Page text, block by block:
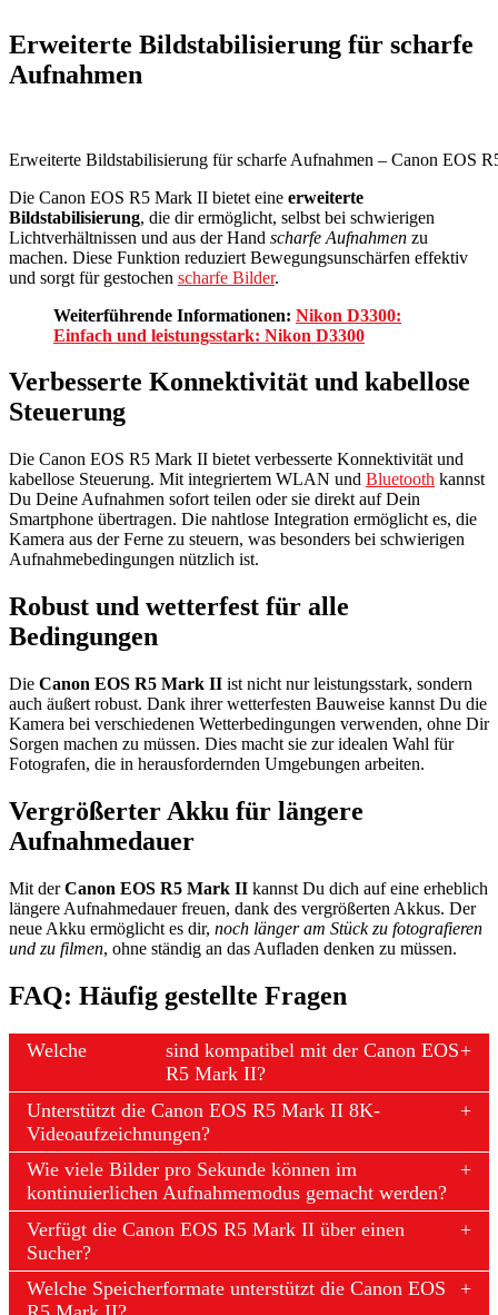
Erweiterte Bildstabilisierung für scharfe
Aufnahmen
Erweiterte Bildstabilisierung für scharfe Aufnahmen – Canon EOS
Die Canon EOS R5 Mark II bietet eine erweiterte
Bildstabilisierung, die dir ermöglicht, selbst bei schwierigen
Lichtverhältnissen und aus der Hand scharfe Aufnahmen zu
machen. Diese Funktion reduziert Bewegungsunschärfen effektiv
und sorgt für gestochen scharfe Bilder.
Weiterführende Informationen: Nikon D3300:
Einfach und leistungsstark: Nikon D3300
Verbesserte Konnektivität und kabellose
Steuerung
Die Canon EOS R5 Mark II bietet verbesserte Konnektivität und
kabellose Steuerung. Mit integriertem WLAN und Bluetooth kannst
Du Deine Aufnahmen sofort teilen oder sie direkt auf Dein
Smartphone übertragen. Die nahtlose Integration ermöglicht es, die
Kamera aus der Ferne zu steuern, was besonders bei schwierigen
Aufnahmebedingungen nützlich ist.
Robust und wetterfest für alle
Bedingungen
Die Canon EOS R5 Mark II ist nicht nur leistungsstark, sondern
auch äußert robust. Dank ihrer wetterfesten Bauweise kannst Du die
Kamera bei verschiedenen Wetterbedingungen verwenden, ohne Dir
Sorgen machen zu müssen. Dies macht sie zur idealen Wahl für
Fotografen, die in herausfordernden Umgebungen arbeiten.
Vergrößerter Akku für längere
Aufnahmedauer
Mit derCanon EOS R5 Mark II kannst Du dich auf eine erheblich
längere Aufnahmedauer freuen, dank des vergrößerten Akkus. Der
neue Akku ermöglicht es dir, noch länger am Stück zu fotografieren
und zu filmen, ohne ständig an das Aufladen denken zu müssen.
FAQ: Häufig gestellte Fragen
Welche
sind kompatibel mit der Canon EOS
R5 Mark II?
Unterstützt die Canon EOS R5 Mark II 8K-
Videoaufzeichnungen?
Wie viele Bilder pro Sekunde können im
kontinuierlichen Aufnahmemodus gemacht werden?
Verfügt die Canon EOS R5 Mark II über einen
Sucher?
Welche Speicherformate unterstützt die Canon EOS